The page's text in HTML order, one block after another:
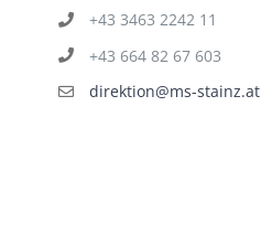
+43 3463 2242 11
+43 664 82 67 603
direktion@ms-stainz.at